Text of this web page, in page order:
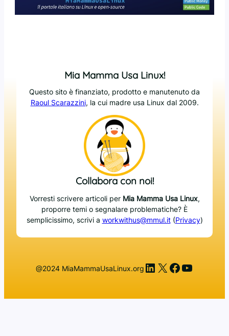
Mia Mamma Usa Linux!
Questo sito è finanziato, prodotto e manutenuto da
Raoul Scarazzini, la cui madre usa Linux dal 2009.
Collabora con noi!
Vorresti scrivere articoli per Mia Mamma Usa Linux,
proporre temi o segnalare problematiche? È
semplicissimo, scrivi a workwithus@mmul.it(Privacy)
@2024 MiaMammaUsaLinux.org LinkedIn
X Facebook